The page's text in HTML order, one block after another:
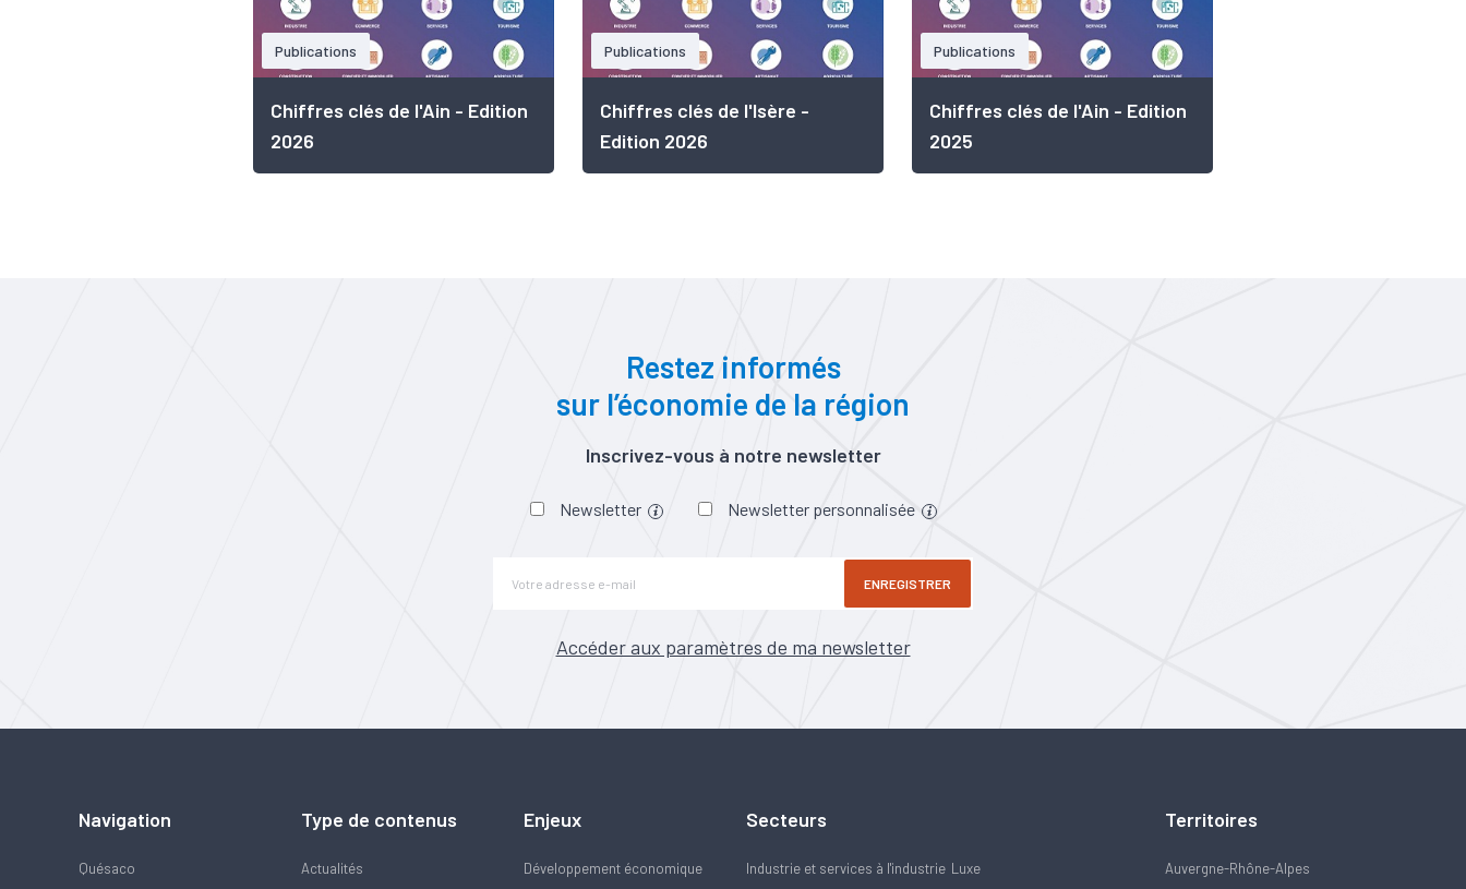
Publications
Chiffres clés de l'Ain - Edition
2026
Publications
Chiffres clés de l'Isère -
Edition 2026
Publications
Chiffres clés de l'Ain - Edition
2025
Restez informés
sur l’économie de la région
Inscrivez-vous à notre newsletter
Newsletter Newsletter personnalisée
ENREGISTRER
Accéder aux paramètres de ma newsletter
Navigation
Quésaco
Type de contenus
Actualités
Enjeux
Développement économique
Secteurs
Industrie et services à l'industrie Luxe
Territoires
Auvergne-Rhône-Alpes